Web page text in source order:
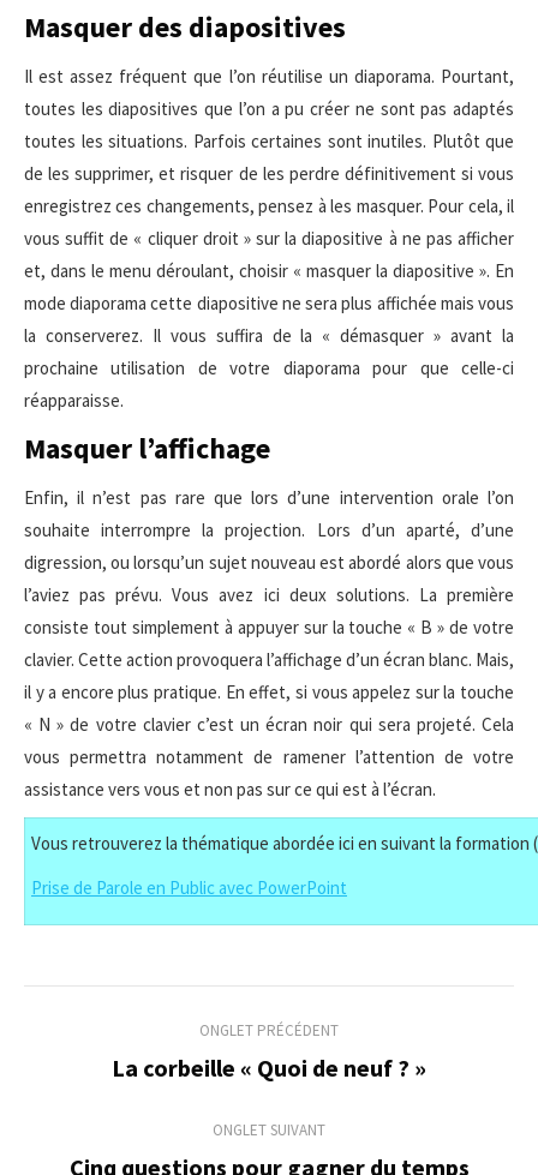
Masquer des diapositives
Il est assez fréquent que l’on réutilise un diaporama. Pourtant,
toutes les diapositives que l’on a pu créer ne sont pas adaptés
toutes les situations. Parfois certaines sont inutiles. Plutôt que
de les supprimer, et risquer de les perdre définitivement si vous
enregistrez ces changements, pensez à les masquer. Pour cela, il
vous suffit de « cliquer droit » sur la diapositive à ne pas afficher
et, dans le menu déroulant, choisir « masquer la diapositive ». En
mode diaporama cette diapositive ne sera plus affichée mais vous
la conserverez. Il vous suffira de la « démasquer » avant la
prochaine utilisation de votre diaporama pour que celle-ci
réapparaisse.
Masquer l’affichage
Enfin, il n’est pas rare que lors d’une intervention orale l’on
souhaite interrompre la projection. Lors d’un aparté, d’une
digression, ou lorsqu’un sujet nouveau est abordé alors que vous
l’aviez pas prévu. Vous avez ici deux solutions. La première
consiste tout simplement à appuyer sur la touche « B » de votre
clavier. Cette action provoquera l’affichage d’un écran blanc. Mais,
il y a encore plus pratique. En effet, si vous appelez sur la touche
« N » de votre clavier c’est un écran noir qui sera projeté. Cela
vous permettra notamment de ramener l’attention de votre
assistance vers vous et non pas sur ce qui est à l’écran.
Vous retrouverez la thématique abordée ici en suivant la
Prise de Parole en Public avec PowerPoint
commentaire
ONGLET PRÉCÉDENT
Onglet
La corbeille « Quoi de neuf ? »
ONGLET SUIVANT
Onglet
Cinq questions pour gagner du temps